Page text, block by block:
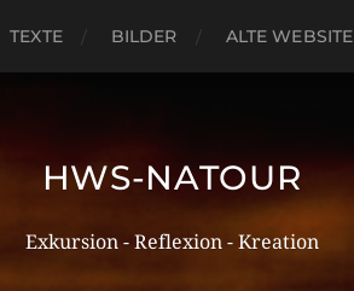
TEXTE BILDER ALTE WEBSITE
HWS-NATOUR
Exkursion - Reflexion - Kreation